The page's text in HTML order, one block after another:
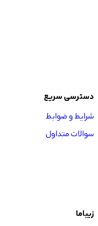
دسترسی سریع
شرایط و ضوابط
سوالات متداول
زیباما